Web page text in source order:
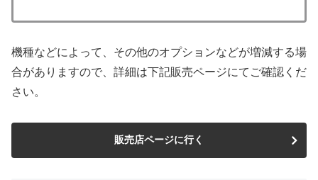
機種などによって、その他のオプションなどが増減する場
合がありますので、詳細は下記販売ページにてご確認くだ
さい。
販売店ページに行く